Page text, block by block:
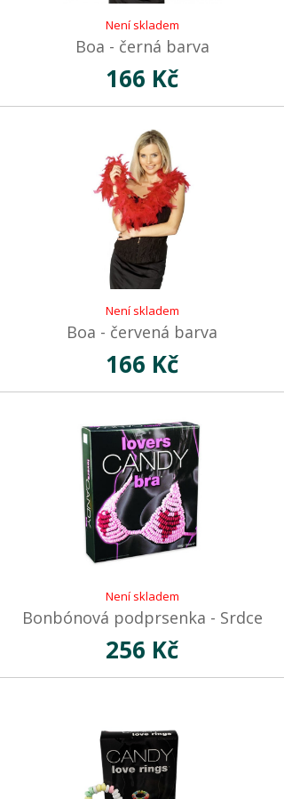
Není skladem
Boa - černá barva
166 Kč
Není skladem
Boa - červená barva
166 Kč
Není skladem
Bonbónová podprsenka - Srdce
256 Kč